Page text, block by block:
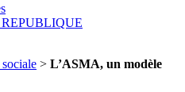
> L’ASMA, un modèle